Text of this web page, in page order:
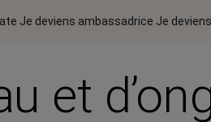
Je deviens ambassadrice Je
et